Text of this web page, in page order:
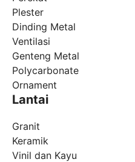
Plester
Dinding Metal
Ventilasi
Genteng Metal
Polycarbonate
Ornament
Lantai
Granit
Keramik
Vinil dan Kayu